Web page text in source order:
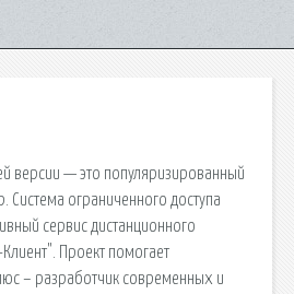
версии — это популяризированный
Система ограниченного доступа
сервис дистанционного
Проект помогает
– разработчик современных и